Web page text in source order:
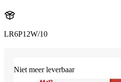
LR6P12W/10
Niet meer leverbaar